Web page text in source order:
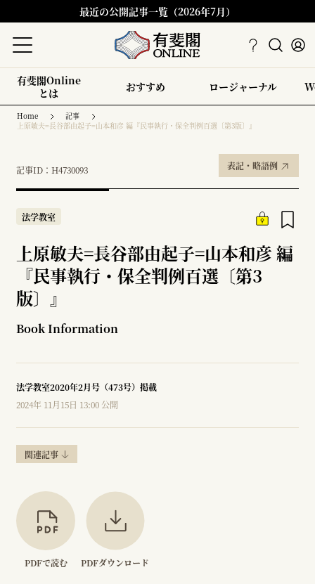
最近の公開記事一覧（2026年7月）
有斐閣Online
とは
おすすめ ロージャーナル
Home
記事
上原敏夫=長谷部由起子=山本和彦 編『民事執行・保全判例百選〔第3版〕』
記事ID：H4730093 表記・略語例
法学教室
上原敏夫=長谷部由起子=山本和彦 編
『民事執行・保全判例百選〔第3
版〕』
Book Information
法学教室2020年2月号（473号）掲載
2024年 11月15日 13:00 公開
関連記事
PDFで読む PDFダウンロード